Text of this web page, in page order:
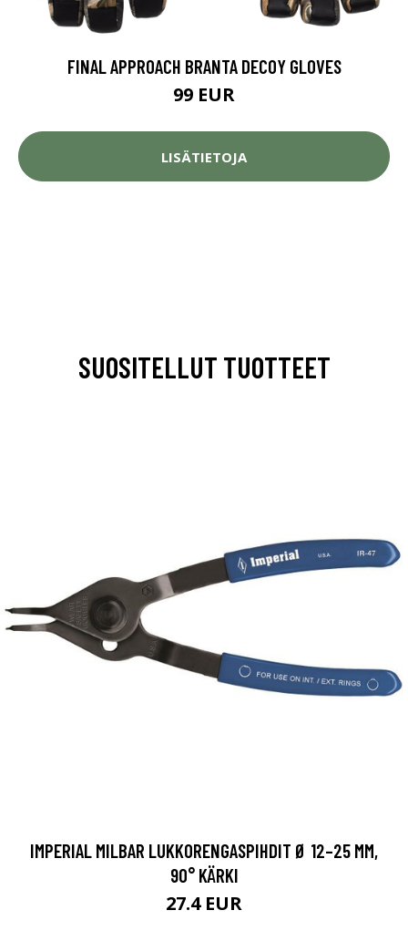
FINAL APPROACH BRANTA DECOY GLOVES
99 EUR
LISÄTIETOJA
SUOSITELLUT TUOTTEET
IMPERIAL MILBAR LUKKORENGASPIHDIT Ø 12–25 MM,
90° KÄRKI
27.4 EUR